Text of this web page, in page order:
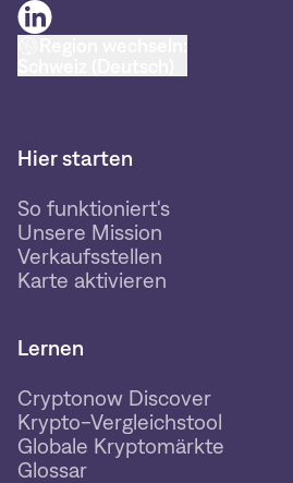
Hier starten
So funktioniert's
Unsere Mission
Verkaufsstellen
Karte aktivieren
Lernen
Cryptonow Discover
Krypto-Vergleichstool
Globale Kryptomärkte
Glossar